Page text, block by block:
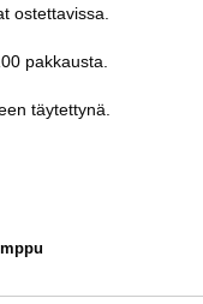
ostettavissa.
pakkausta.
täytettynä.